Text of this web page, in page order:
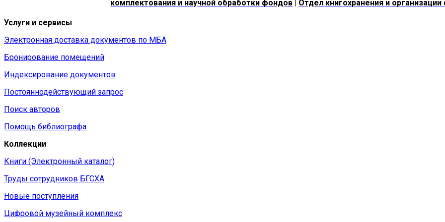
комплектования и научной обработки фондов | Отдел книгохранения и
Услуги и сервисы
Электронная доставка документов по МБА
Бронирование помещений
Индексирование документов
Постояннодействующий запрос
Поиск авторов
Помощь библиографа
Коллекции
Книги (Электронный каталог)
Труды сотрудников БГСХА
Новые поступления
Цифровой музейный комплекс